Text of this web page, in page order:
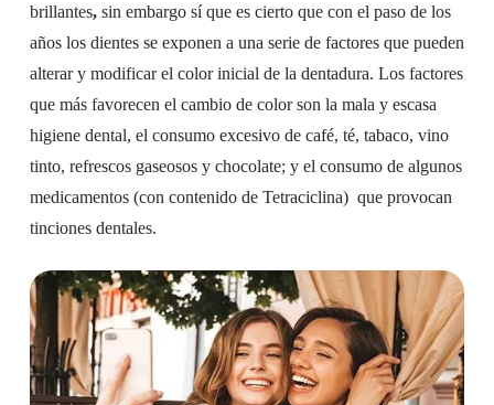
brillantes,sin embargo sí que es cierto que con el paso de los
años los dientes se exponen a una serie de factores que pueden
alterar y modificar el color inicial de la dentadura. Los factores
que más favorecen el cambio de color son la mala y escasa
higiene dental, el consumo excesivo de café, té, tabaco, vino
tinto, refrescos gaseosos y chocolate; y el consumo de algunos
medicamentos (con contenido de Tetraciclina) que provocan
tinciones dentales.